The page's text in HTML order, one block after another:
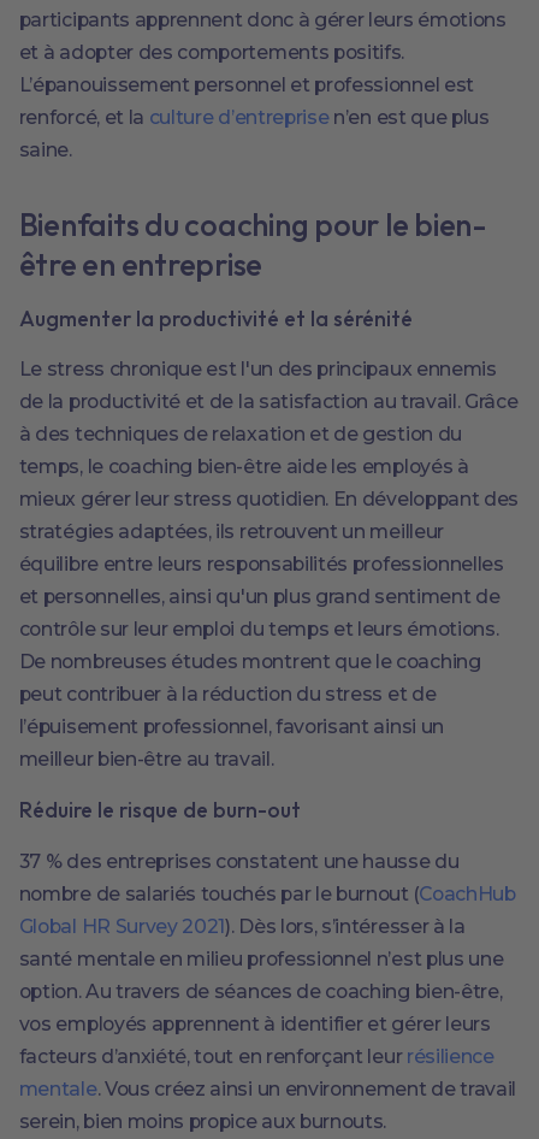
participants apprennent donc à gérer leurs émotions
et à adopter des comportements positifs.
L’épanouissement personnel et professionnel est
renforcé, et la culture d’entreprisen’en est que plus
saine.
Bienfaits du coaching pour le bien-
être en entreprise
Augmenter la productivité et la sérénité
Le stress chronique est l'un des principaux ennemis
de la productivité et de la satisfaction au travail. Grâce
à des techniques de relaxation et de gestion du
temps, le coaching bien-être aide les employés à
mieux gérer leur stress quotidien. En développant des
stratégies adaptées, ils retrouvent un meilleur
équilibre entre leurs responsabilités professionnelles
et personnelles, ainsi qu'un plus grand sentiment de
contrôle sur leur emploi du temps et leurs émotions.
De nombreuses études montrent que le coaching
peut contribuer à la réduction du stress et de
l’épuisement professionnel, favorisant ainsi un
meilleur bien-être au travail.
Réduire le risque de burn-out
37 % des entreprises constatent une hausse du
nombre de salariés touchés par le burnout (CoachHub
Global HR Survey 2021). Dès lors, s’intéresser à la
santé mentale en milieu professionnel n’est plus une
option. Au travers de séances de coaching bien-être,
vos employés apprennent à identifier et gérer leurs
facteurs d’anxiété, tout en renforçant leur résilience
mentale. Vous créez ainsi un environnement de travail
serein, bien moins propice aux burnouts.